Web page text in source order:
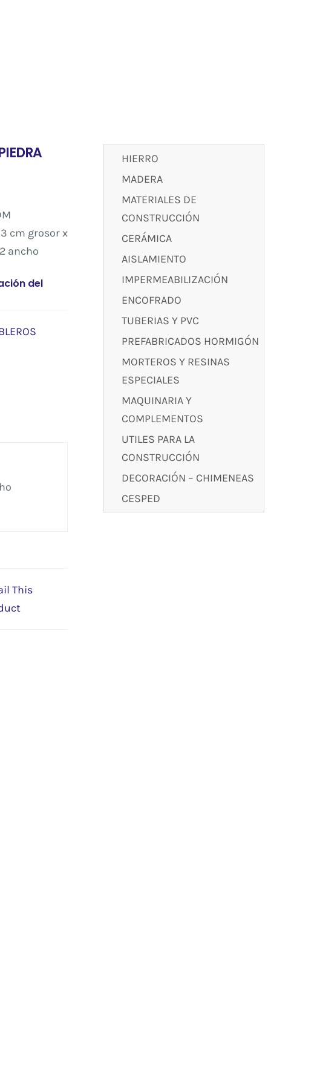
cm grosor x
ancho
del
This
HIERRO
MADERA
MATERIALES DE
CONSTRUCCIÓN
CERÁMICA
AISLAMIENTO
IMPERMEABILIZACIÓN
ENCOFRADO
TUBERIAS Y PVC
PREFABRICADOS HORMIGÓN
MORTEROS Y RESINAS
ESPECIALES
MAQUINARIA Y
COMPLEMENTOS
UTILES PARA LA
CONSTRUCCIÓN
DECORACIÓN – CHIMENEAS
CESPED